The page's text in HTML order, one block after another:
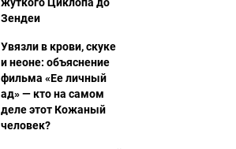
Зендеи
Увязли в крови, скуке
и неоне: объяснение
фильма «Ее личный
ад» — кто на самом
деле этот Кожаный
человек?